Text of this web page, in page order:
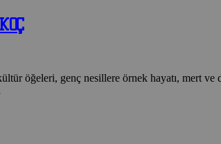
öğeleri, genç nesillere örnek hayatı, mert ve